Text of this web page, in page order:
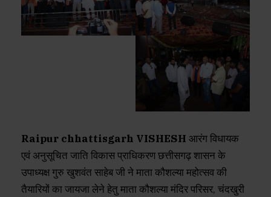
Raipur chhattisgarh VISHESH आरंग विधायक
एवं अनुसूचित जाति विकास प्राधिकरण छत्तीसगढ़ शासन के
उपाध्यक्ष गुरु खुशवंत साहेब जी ने माता कौशल्या महोत्सव की
तैयारियों का जायजा लेने हेतु माता कौशल्या मंदिर परिसर, चंदखुरी